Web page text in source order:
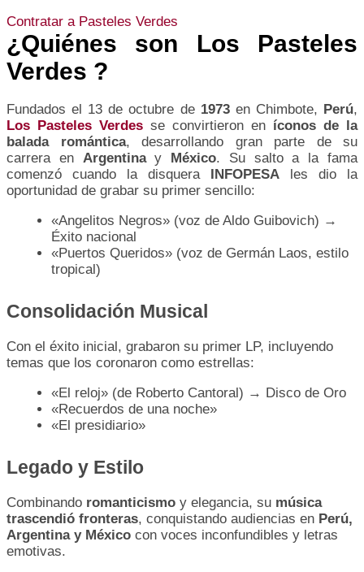
Contratar a Pasteles Verdes
¿Quiénes son Los Pasteles
Verdes ?
Fundados el 13 de octubre de 1973en Chimbote, Perú,
Los Pasteles Verdes se convirtieron en íconos de la
balada romántica, desarrollando gran parte de su
carrera en Argentinay México. Su salto a la fama
comenzó cuando la disquera INFOPESA les dio la
oportunidad de grabar su primer sencillo:
«Angelitos Negros» (voz de Aldo Guibovich) →
Éxito nacional
«Puertos Queridos» (voz de Germán Laos, estilo
tropical)
Consolidación Musical
Con el éxito inicial, grabaron su primer LP, incluyendo
temas que los coronaron como estrellas:
«El reloj» (de Roberto Cantoral) → Disco de Oro
«Recuerdos de una noche»
«El presidiario»
Legado y Estilo
Combinando romanticismo y elegancia, su música
trascendió fronteras, conquistando audiencias en Perú,
Argentina y México con voces inconfundibles y letras
emotivas.